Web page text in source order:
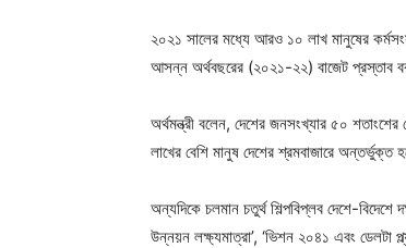
২০২১ সালের মধ্যে আরও ১০ লাখ মানুষের
আসন্ন অর্থবছরের (২০২১-২২) বাজেট প্রস্তাব
অর্থমন্ত্রী বলেন, দেশের জনসংখ্যার ৫০
লাখের বেশি মানুষ দেশের শ্রমবাজারে অন্তর্ভুক্ত
অন্যদিকে চলমান চতুর্থ শিল্পবিপ্লব দেশে-
উন্নয়ন লক্ষ্যমাত্রা’, ‘ভিশন ২০৪১ এবং ডেলটা